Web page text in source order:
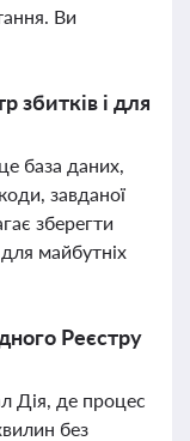
Ви
і для
база даних,
завданої
зберегти
майбутніх
Реєстру
Дія, де процес
без